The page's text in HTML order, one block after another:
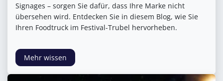
Signages – sorgen Sie dafür, dass Ihre Marke nicht
übersehen wird. Entdecken Sie in diesem Blog, wie Sie
Ihren Foodtruck im Festival-Trubel hervorheben.
Mehr wissen